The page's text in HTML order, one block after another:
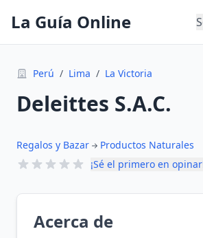
La Guía Online
Perú / Lima / La Victoria
Deleittes S.A.C.
Regalos y Bazar
Productos Naturales
¡Sé el primero en
Acerca de